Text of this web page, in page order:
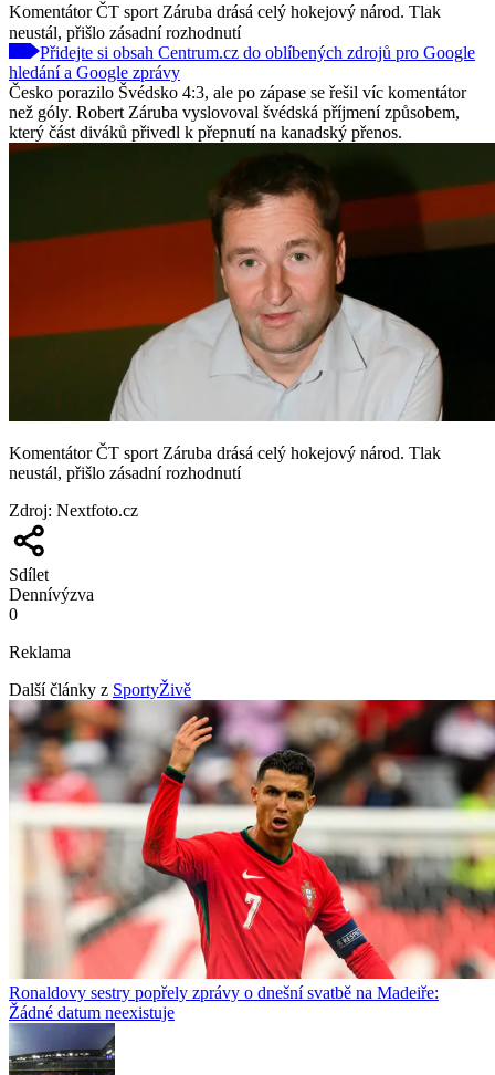
Komentátor ČT sport Záruba drásá celý hokejový národ. Tlak
neustál, přišlo zásadní rozhodnutí
Přidejte si obsah Centrum.cz do oblíbených zdrojů pro Google
hledání a Google zprávy
Česko porazilo Švédsko 4:3, ale po zápase se řešil víc komentátor
než góly. Robert Záruba vyslovoval švédská příjmení způsobem,
který část diváků přivedl k přepnutí na kanadský přenos.
Komentátor ČT sport Záruba drásá celý hokejový národ. Tlak
neustál, přišlo zásadní rozhodnutí
Zdroj: Nextfoto.cz
Sdílet
Dennívýzva
0
Reklama
Další články z SportyŽivě
Ronaldovy sestry popřely zprávy o dnešní svatbě na Madeiře:
Žádné datum neexistuje